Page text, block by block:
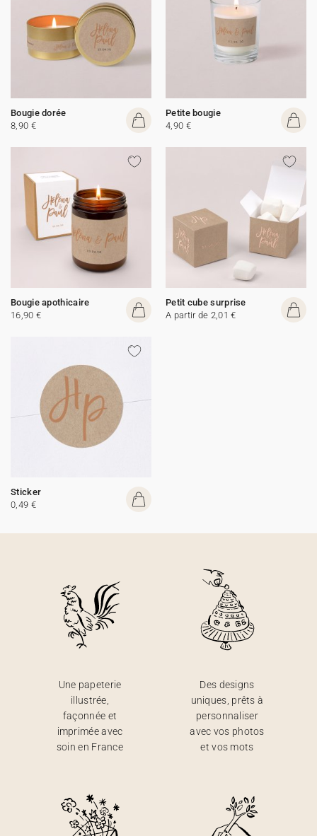
Bougie dorée
8,90 €
Petite bougie
4,90 €
Bougie apothicaire
16,90 €
Petit cube surprise
A partir de 2,01 €
Sticker
0,49 €
Une papeterie
illustrée,
façonnée et
imprimée avec
soin en France
Des designs
uniques, prêts à
personnaliser
avec vos photos
et vos mots